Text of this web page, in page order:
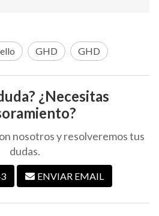
GHD GHD
¿Necesitas
nosotros y resolveremos tus
dudas.
ENVIAR EMAIL